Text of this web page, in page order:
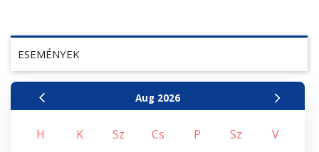
ESEMÉNYEK
Aug 2026
H K Sz Cs P Sz
V